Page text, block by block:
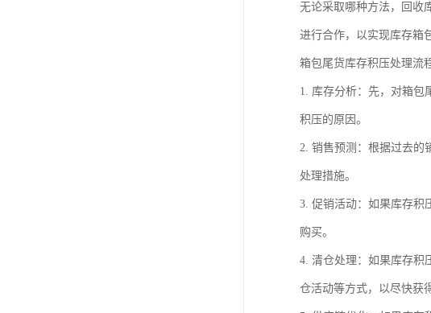
无论采取哪种方法，回收
进行合作，以实现库存箱
箱包尾货库存积压处理流
1. 库存分析：先，对箱包
积压的原因。
2. 销售预测：根据过去的
处理措施。
3. 促销活动：如果库存积
购买。
4. 清仓处理：如果库存积
仓活动等方式，以尽快获